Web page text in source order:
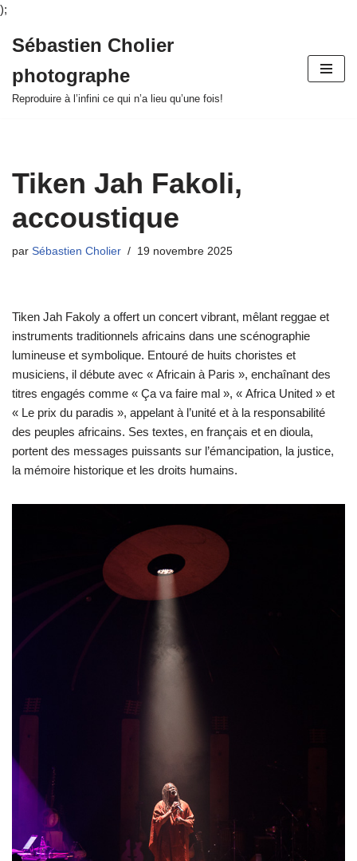
);
au
contenu
Sébastien Cholier
photographe
Reproduire à l’infini ce qui n’a lieu qu’une fois!
Tiken Jah Fakoli,
accoustique
par Sébastien Cholier 19 novembre 2025
Tiken Jah Fakoly a offert un concert vibrant, mêlant reggae et
instruments traditionnels africains dans une scénographie
lumineuse et symbolique. Entouré de huits choristes et
musiciens, il débute avec « Africain à Paris », enchaînant des
titres engagés comme « Ça va faire mal », « Africa United » et
« Le prix du paradis », appelant à l’unité et à la responsabilité
des peuples africains. Ses textes, en français et en dioula,
portent des messages puissants sur l’émancipation, la justice,
la mémoire historique et les droits humains.